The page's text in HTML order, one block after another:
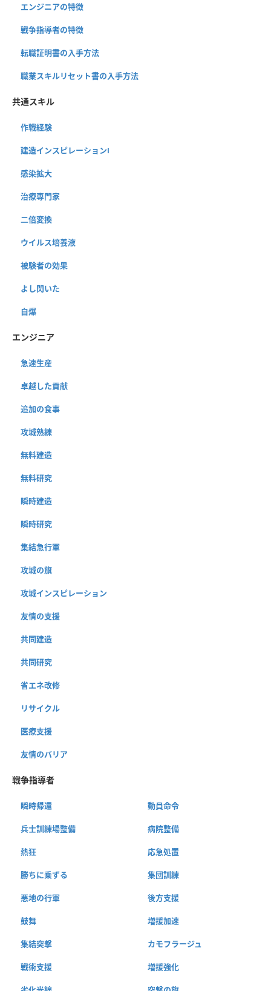
エンジニアの特徴
戦争指導者の特徴
転職証明書の入手方法
職業スキルリセット書の入手方法
共通スキル
作戦経験
建造インスピレーションⅠ
感染拡大
治療専門家
二倍変換
ウイルス培養液
被験者の効果
よし閃いた
自爆
エンジニア
急速生産
卓越した貢献
追加の食事
攻城熟練
無料建造
無料研究
瞬時建造
瞬時研究
集結急行軍
攻城の旗
攻城インスピレーション
友情の支援
共同建造
共同研究
省エネ改修
リサイクル
医療支援
友情のバリア
戦争指導者
瞬時帰還 動員命令
兵士訓練場整備 病院整備
熱狂 応急処置
勝ちに乗ずる 集団訓練
悪地の行軍 後方支援
鼓舞 増援加速
集結突撃 カモフラージュ
戦術支援 増援強化